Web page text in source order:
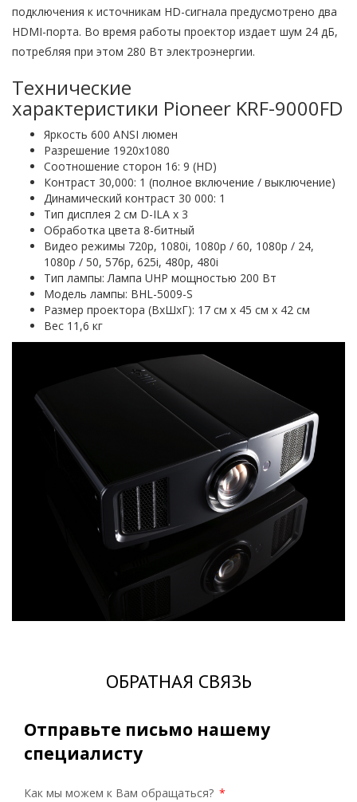
подключения к источникам HD-сигнала предусмотрено два
HDMI-порта. Во время работы проектор издает шум 24 дБ,
потребляя при этом 280 Вт электроэнергии.
Технические
характеристики Pioneer KRF-9000FD
Яркость 600 ANSI люмен
Разрешение 1920x1080
Соотношение сторон 16: 9 (HD)
Контраст 30,000: 1 (полное включение / выключение)
Динамический контраст 30 000: 1
Тип дисплея 2 см D-ILA x 3
Обработка цвета 8-битный
Видео режимы 720p, 1080i, 1080p / 60, 1080p / 24,
1080p / 50, 576p, 625i, 480p, 480i
Тип лампы: Лампа UHP мощностью 200 Вт
Модель лампы: BHL-5009-S
Размер проектора (ВхШхГ): 17 см x 45 см x 42 см
Вес 11,6 кг
ОБРАТНАЯ СВЯЗЬ
Отправьте письмо нашему
специалисту
Как мы можем к Вам обращаться? *